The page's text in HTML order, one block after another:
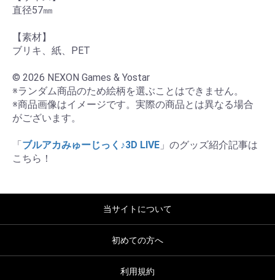
直径57㎜
【素材】
ブリキ、紙、PET
© 2026 NEXON Games & Yostar
※ランダム商品のため絵柄を選ぶことはできません。
※商品画像はイメージです。実際の商品とは異なる場合
がございます。
「ブルアカみゅーじっく♪3D LIVE 」のグッズ紹介記事は
こちら！
当サイトについて
初めての方へ
利用規約